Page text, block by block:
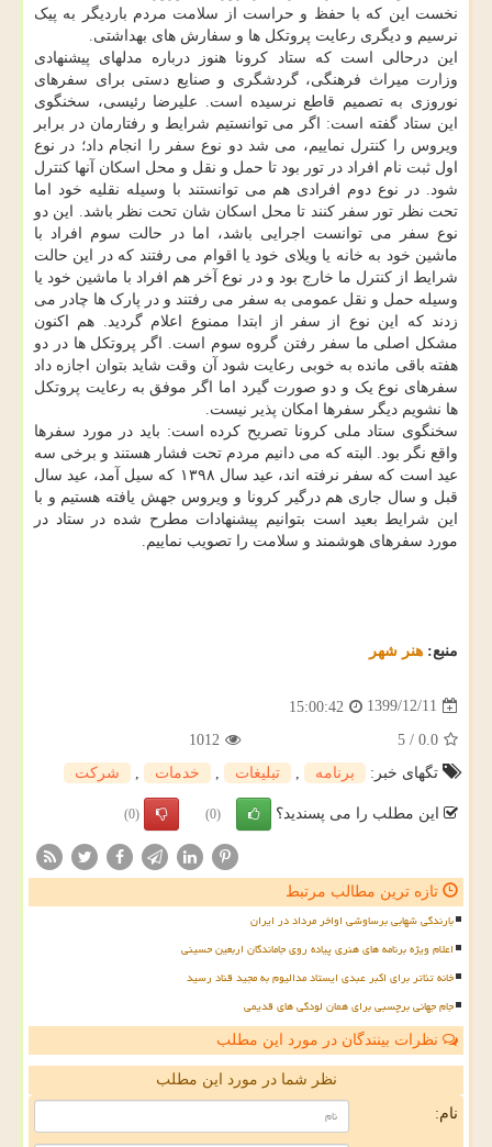
نخست این که با حفظ و حراست از سلامت مردم باردیگر به پیک
نرسیم و دیگری رعایت پروتکل ها و سفارش های بهداشتی.
این درحالی است که ستاد کرونا هنوز درباره مدلهای پیشنهادی
وزارت میراث فرهنگی، گردشگری و صنایع دستی برای سفرهای
نوروزی به تصمیم قاطع نرسیده است. علیرضا رئیسی، سخنگوی
این ستاد گفته است: اگر می توانستیم شرایط و رفتارمان در برابر
ویروس را کنترل نماییم، می شد دو نوع سفر را انجام داد؛ در نوع
اول ثبت نام افراد در تور بود تا حمل و نقل و محل اسکان آنها کنترل
شود. در نوع دوم افرادی هم می توانستند با وسیله نقلیه خود اما
تحت نظر تور سفر کنند تا محل اسکان شان تحت نظر باشد. این دو
نوع سفر می توانست اجرایی باشد، اما در حالت سوم افراد با
ماشین خود به خانه یا ویلای خود یا اقوام می رفتند که در این حالت
شرایط از کنترل ما خارج بود و در نوع آخر هم افراد با ماشین خود یا
وسیله حمل و نقل عمومی به سفر می رفتند و در پارک ها چادر می
زدند که این نوع از سفر از ابتدا ممنوع اعلام گردید. هم اکنون
مشکل اصلی ما سفر رفتن گروه سوم است. اگر پروتکل ها در دو
هفته باقی مانده به خوبی رعایت شود آن وقت شاید بتوان اجازه داد
سفرهای نوع یک و دو صورت گیرد اما اگر موفق به رعایت پروتکل
ها نشویم دیگر سفرها امکان پذیر نیست.
سخنگوی ستاد ملی کرونا تصریح کرده است: باید در مورد سفرها
واقع نگر بود. البته که می دانیم مردم تحت فشار هستند و برخی سه
عید است که سفر نرفته اند، عید سال ۱۳۹۸ که سیل آمد، عید سال
قبل و سال جاری هم درگیر کرونا و ویروس جهش یافته هستیم و با
این شرایط بعید است بتوانیم پیشنهادات مطرح شده در ستاد در
مورد سفرهای هوشمند و سلامت را تصویب نماییم.
منبع: هنر شهر
1399/12/11
15:00:42
0.0
/
5
1012
تگهای خبر:
برنامه تبلیغات خدمات شركت
این مطلب را می پسندید؟ (0)
(0)
تازه ترین مطالب مرتبط
بارندگی شهابی برساوشی اواخر مرداد در ایران
اعلام ویژه برنامه های هنری پیاده روی جاماندگان اربعین حسینی
خانه تئاتر برای اکبر عبدی ایستاد مدالیوم به مجید قناد رسید
جام جهانی برچسبی برای همان لودگی های قدیمی
نظرات بینندگان در مورد این مطلب
نظر شما در مورد این مطلب
نام: